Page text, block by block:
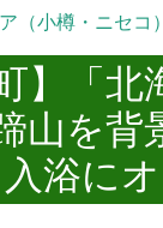
（小樽・ニセコ）
】「
山を背
浴にオ